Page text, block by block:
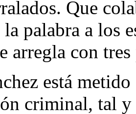
Que
palabra a los
arregla con
está metido
criminal, tal